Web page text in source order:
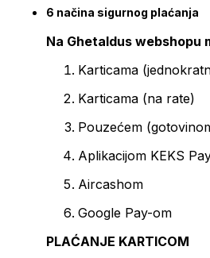
6 načina sigurnog plaćanja
Na Ghetaldus webshopu
Karticama
Karticama (na rate)
Pouzećem
Aplikacijom KEKS
Aircashom
Google Pay-om
PLAĆANJE KARTICOM